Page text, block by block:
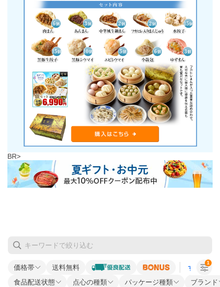
BR>
価格帯 送料無料 すべての条
食品配送状態 点心の種類 パッケージ種類 ブランド
1